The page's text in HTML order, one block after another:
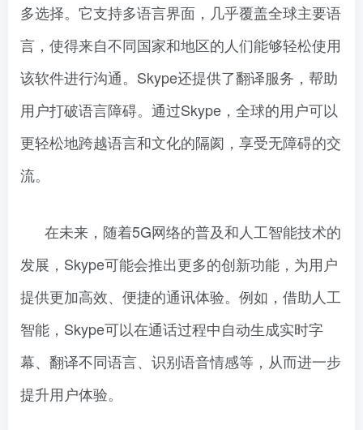
多选择。它支持多语言界面，几乎覆盖全球主要语
言，使得来自不同国家和地区的人们能够轻松使用
该软件进行沟通。Skype还提供了翻译服务，帮助
用户打破语言障碍。通过Skype，全球的用户可以
更轻松地跨越语言和文化的隔阂，享受无障碍的交
流。
在未来，随着5G网络的普及和人工智能技术的
发展，Skype可能会推出更多的创新功能，为用户
提供更加高效、便捷的通讯体验。例如，借助人工
智能，Skype可以在通话过程中自动生成实时字
幕、翻译不同语言、识别语音情感等，从而进一步
提升用户体验。